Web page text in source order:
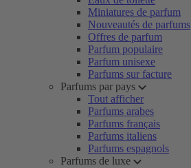
Miniatures de parfum
Nouveautés de parfums
Offres de parfum
Parfum populaire
Parfum unisexe
Parfums sur facture
Parfums par pays
Tout afficher
Parfums arabes
Parfums français
Parfums italiens
Parfums espagnols
Parfums de luxe